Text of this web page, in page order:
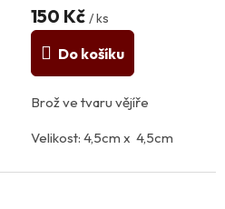
150 Kč / ks
Do košíku
Brož ve tvaru vějíře
Velikost: 4,5cm x 4,5cm
Materiál: kov, plast